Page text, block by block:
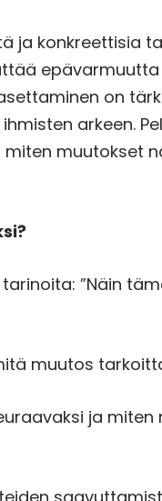
ja konkreettisia
on
arkeen.
muutokset
”Näin
muutos
ja